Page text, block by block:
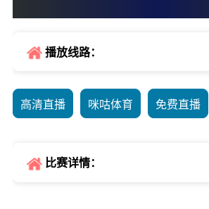
完赛
播放线路：
高清直播 咪咕体育 免费直播
比赛详情：